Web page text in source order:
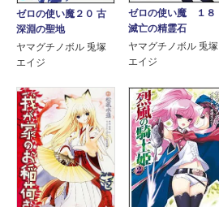
ゼロの使い魔２０ 古
深淵の聖地
ヤマグチノボル 兎塚
エイジ
ゼロの使い魔 １８
滅亡の精霊石
ヤマグチノボル 兎塚
エイジ